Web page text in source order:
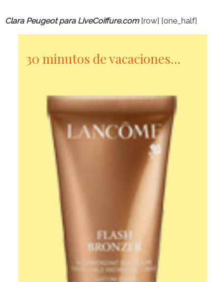
Clara Peugeot para LiveCoiffure.com
30 minutos de vacaciones…
[row] [one_half]